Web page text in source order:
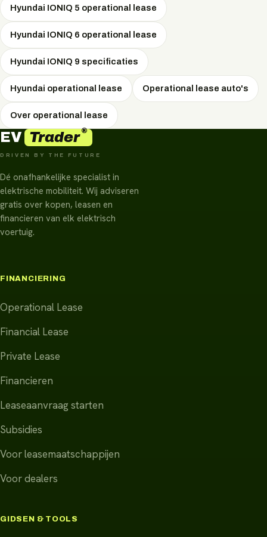
Hyundai IONIQ 5 operational lease
Hyundai IONIQ 6 operational lease
Hyundai IONIQ 9 specificaties
Hyundai operational lease Operational lease auto's
Over operational lease
EV Trader®
DRIVEN BY THE FUTURE
Dé onafhankelijke specialist in
elektrische mobiliteit. Wij adviseren
gratis over kopen, leasen en
financieren van elk elektrisch
voertuig.
FINANCIERING
Operational Lease
Financial Lease
Private Lease
Financieren
Leaseaanvraag starten
Subsidies
Voor leasemaatschappijen
Voor dealers
GIDSEN & TOOLS